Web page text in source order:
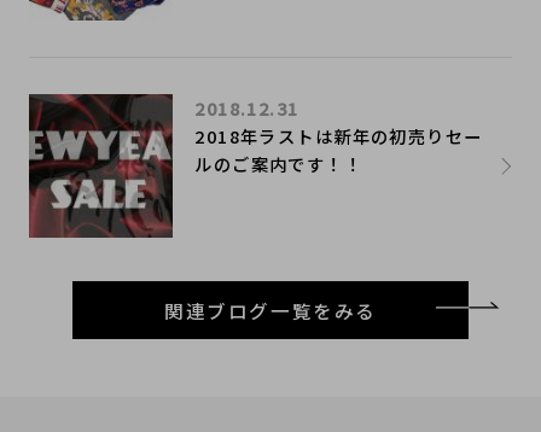
2018年ラストは新年の初売りセー
ルのご案内です！！
2018.12.31
関連ブログ一覧をみる